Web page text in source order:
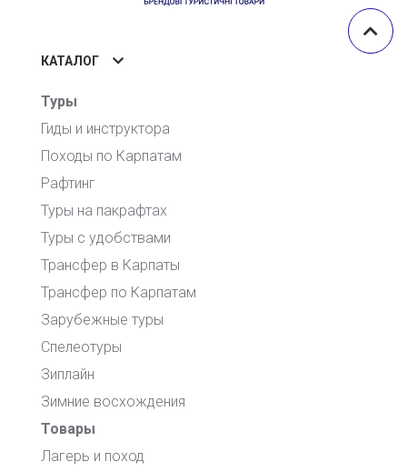
КАТАЛОГ
Туры
Гиды и инструктора
Походы по Карпатам
Рафтинг
Туры на пакрафтах
Туры с удобствами
Трансфер в Карпаты
Трансфер по Карпатам
Зарубежные туры
Спелеотуры
Зиплайн
Зимние восхождения
Товары
Лагерь и поход